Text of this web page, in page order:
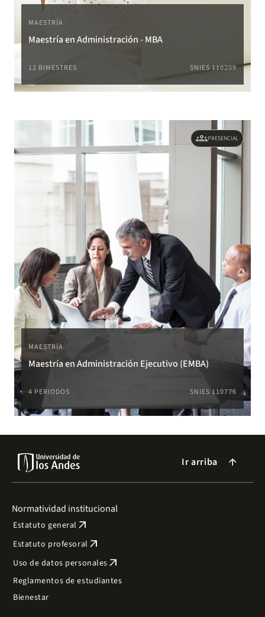
MAESTRÍA
Maestría en Administración - MBA
12 BIMESTRES SNIES 110209
groupsPRESENCIAL
MAESTRÍA
Maestría en Administración Ejecutivo (EMBA)
4 PERIODOS SNIES 110776
Ir arriba arrow_forward
Normatividad institucional
Estatuto general arrow_outward
Estatuto profesoral arrow_outward
Uso de datos personales arrow_outward
Reglamentos de estudiantes
Bienestar